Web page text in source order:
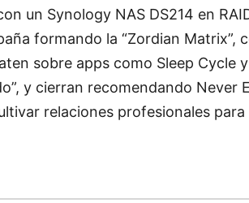
un Synology NAS DS214 en
formando la “Zordian Matrix”,
sobre apps como Sleep Cycle y
y cierran recomendando Never
relaciones profesionales para